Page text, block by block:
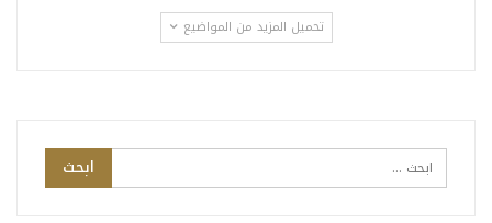
تحميل المزيد من المواضيع